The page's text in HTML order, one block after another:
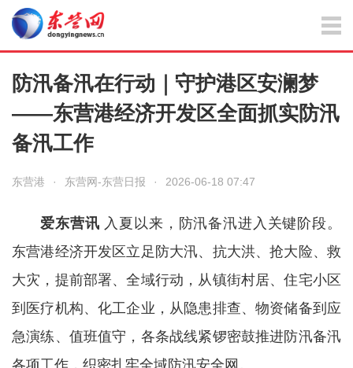
防汛备汛在行动｜守护港区安澜梦
——东营港经济开发区全面抓实防汛
备汛工作
东营港 · 东营网-东营日报 · 2026-06-18 07:47
爱东营讯 入夏以来，防汛备汛进入关键阶段。
东营港经济开发区立足防大汛、抗大洪、抢大险、救
大灾，提前部署、全域行动，从镇街村居、住宅小区
到医疗机构、化工企业，从隐患排查、物资储备到应
急演练、值班值守，各条战线紧锣密鼓推进防汛备汛
各项工作，织密扎牢全域防汛安全网。